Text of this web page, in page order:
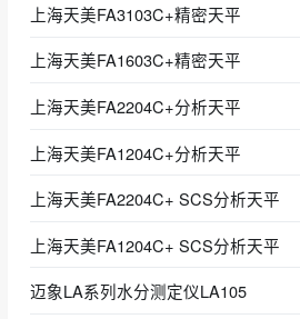
上海天美FA3103C+精密天平
上海天美FA1603C+精密天平
上海天美FA2204C+分析天平
上海天美FA1204C+分析天平
上海天美FA2204C+ SCS分析天平
上海天美FA1204C+ SCS分析天平
迈象LA系列水分测定仪LA105